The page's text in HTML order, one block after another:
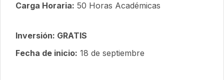
Carga Horaria: 50 Horas Académicas
Inversión: GRATIS
Fecha de inicio: 18 de septiembre